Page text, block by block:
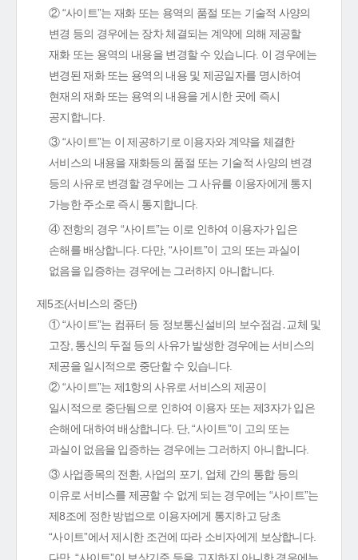
② “사이트”는 재화 또는 용역의 품절 또는 기술적 사양의
변경 등의 경우에는 장차 체결되는 계약에 의해 제공할
재화 또는 용역의 내용을 변경할 수 있습니다. 이 경우에는
변경된 재화 또는 용역의 내용 및 제공일자를 명시하여
현재의 재화 또는 용역의 내용을 게시한 곳에 즉시
공지합니다.
③ “사이트”는 이 제공하기로 이용자와 계약을 체결한
서비스의 내용을 재화등의 품절 또는 기술적 사양의 변경
등의 사유로 변경할 경우에는 그 사유를 이용자에게 통지
가능한 주소로 즉시 통지합니다.
④ 전항의 경우 “사이트”는 이로 인하여 이용자가 입은
손해를 배상합니다. 다만, “사이트”이 고의 또는 과실이
없음을 입증하는 경우에는 그러하지 아니합니다.
제5조(서비스의 중단)
① “사이트”는 컴퓨터 등 정보통신설비의 보수점검․교체 및
고장, 통신의 두절 등의 사유가 발생한 경우에는 서비스의
제공을 일시적으로 중단할 수 있습니다.
② “사이트”는 제1항의 사유로 서비스의 제공이
일시적으로 중단됨으로 인하여 이용자 또는 제3자가 입은
손해에 대하여 배상합니다. 단, “사이트”이 고의 또는
과실이 없음을 입증하는 경우에는 그러하지 아니합니다.
③ 사업종목의 전환, 사업의 포기, 업체 간의 통합 등의
이유로 서비스를 제공할 수 없게 되는 경우에는 “사이트”는
제8조에 정한 방법으로 이용자에게 통지하고 당초
“사이트”에서 제시한 조건에 따라 소비자에게 보상합니다.